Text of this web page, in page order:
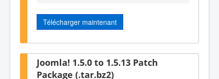
Télécharger maintenant
Joomla! 1.5.0 to 1.5.13 Patch
Package (.tar.bz2)